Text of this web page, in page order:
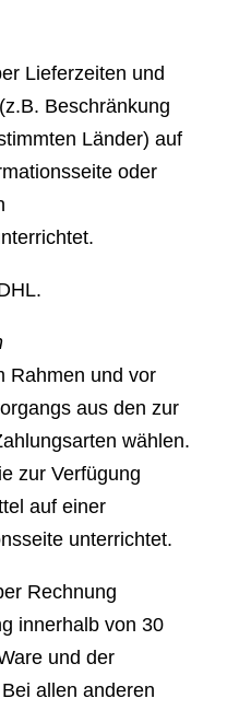
Lieferzeiten und
Beschränkung
Länder) auf
oder
Rahmen und vor
aus den zur
wählen.
zur Verfügung
auf einer
unterrichtet.
Rechnung
innerhalb von 30
und der
allen anderen